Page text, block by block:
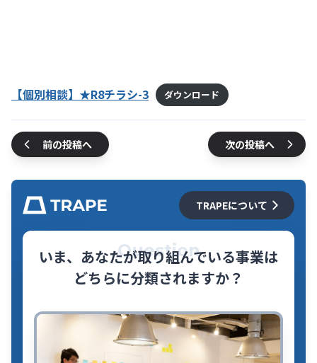
【個別相談】★R8チラシ-3 ダウンロード
前の投稿へ 次の投稿へ
TRAPEについて
Question
いま、あなたが取り組んでいる事業は
どちらに分類されますか？